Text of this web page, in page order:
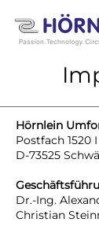
Hörnlein
Postfach 1520
D-73525
Dr.-Ing.
Christian